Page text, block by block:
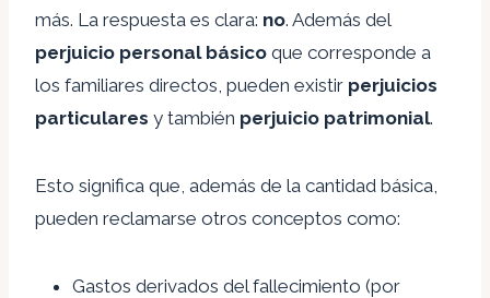
más. La respuesta es clara: no. Además del
perjuicio personal básico que corresponde a
los familiares directos, pueden existir perjuicios
particulares y también perjuicio patrimonial.
Esto significa que, además de la cantidad básica,
pueden reclamarse otros conceptos como:
Gastos derivados del fallecimiento (por